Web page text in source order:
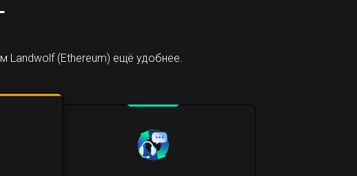
Landwolf (Ethereum) ещё удобнее.